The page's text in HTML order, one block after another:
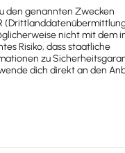
Überprüfung
Google Fonts